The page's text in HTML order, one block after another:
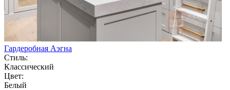
Гардеробная Аэгна
Стиль:
Классический
Цвет:
Белый